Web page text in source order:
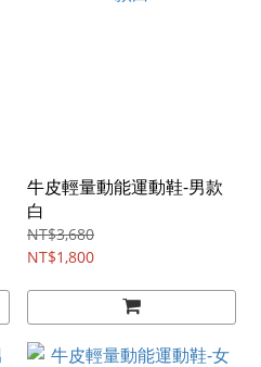
牛皮輕量動能運動鞋-男款
白
NT$3,680
NT$1,800